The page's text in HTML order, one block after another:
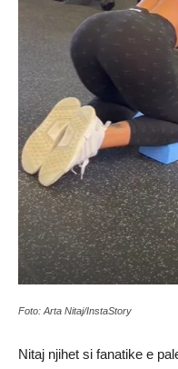
Foto: Arta Nitaj/InstaStory
Nitaj njihet si fanatike e